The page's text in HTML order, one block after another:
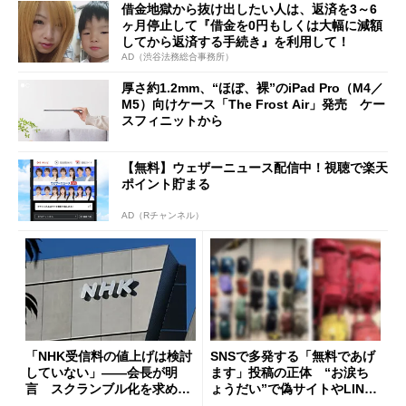
借金地獄から抜け出したい人は、返済を3～6
ヶ月停止して『借金を0円もしくは大幅に減額
してから返済する手続き』を利用して！
AD（渋谷法務総合事務所）
厚さ約1.2mm、“ほぼ、裸”のiPad Pro（M4／
M5）向けケース「The Frost Air」発売 ケー
スフィニットから
【無料】ウェザーニュース配信中！視聴で楽天
ポイント貯まる
AD（Rチャンネル）
「NHK受信料の値上げは検討
していない」――会長が明
言 スクランブル化を求める
SNSで多発する「無料であげ
ます」投稿の正体 “お涙ち
ょうだい”で偽サイトやLINE